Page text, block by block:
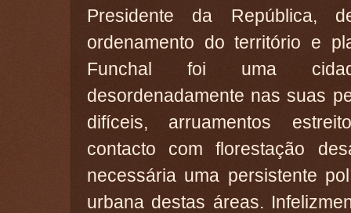
Presidente da República,
ordenamento do território e
Funchal foi uma
desordenadamente nas suas
difíceis, arruamentos
contacto com florestação
necessária uma persistente
urbana destas áreas.